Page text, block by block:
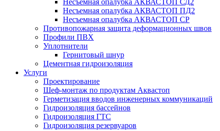
Несъемная опалубка АКВАСТОП СД2
Несъемная опалубка АКВАСТОП ПД2
Несъемная опалубка АКВАСТОП СР
Противопожарная защита деформационных швов
Профили ПВХ
Уплотнители
Гернитовый шнур
Цементная гидроизоляция
Услуги
Проектирование
Шеф-монтаж по продуктам Аквастоп
Герметизация вводов инженерных коммуникаций
Гидроизоляция бассейнов
Гидроизоляция ГТС
Гидроизоляция резервуаров